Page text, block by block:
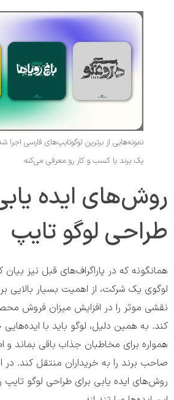
نمونه‌هایی از برترین لوگوتایپ‌های فارسی
یک برند یا کسب و کار رو معرفی می‌کنه
روش‌های ایده
طراحی لوگو تایپ
همانگونه که در پاراگراف‌های قبل نیز
لوگوی یک شرکت، از اهمیت بسیار بالایی
نقشی موثر را در افزایش میزان فروش
کند. به همین دلیل، لوگو باید با
همواره برای مخاطبان جذاب باقی بماند و
صاحب برند را به خریداران منتقل کند.
روش‌های ایده یابی برای طراحی لوگو تایپ